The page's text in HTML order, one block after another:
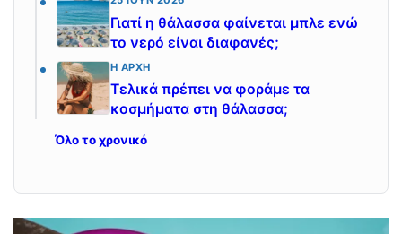
Γιατί η θάλασσα φαίνεται μπλε ενώ
το νερό είναι διαφανές;
Η ΑΡΧΉ
Τελικά πρέπει να φοράμε τα
κοσμήματα στη θάλασσα;
Όλο το χρονικό